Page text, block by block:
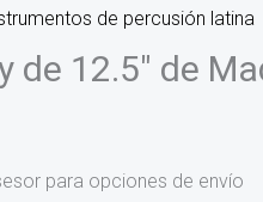
de percusión latina
de 12.5″ de
para opciones de envío